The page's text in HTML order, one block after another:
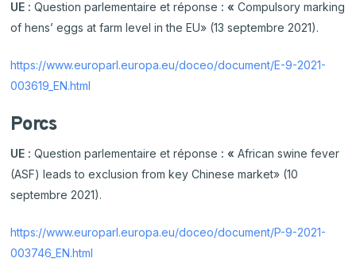
UE :Question parlementaire et réponse : «Compulsory marking
of hens’ eggs at farm level in the EU» (13 septembre 2021).
https://www.europarl.europa.eu/doceo/document/E-9-2021-
003619_EN.html
Porcs
UE :Question parlementaire et réponse : «African swine fever
(ASF) leads to exclusion from key Chinese market» (10
septembre 2021).
https://www.europarl.europa.eu/doceo/document/P-9-2021-
003746_EN.html